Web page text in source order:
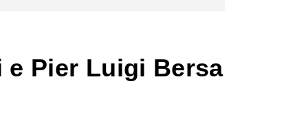
Pier Luigi Bersani